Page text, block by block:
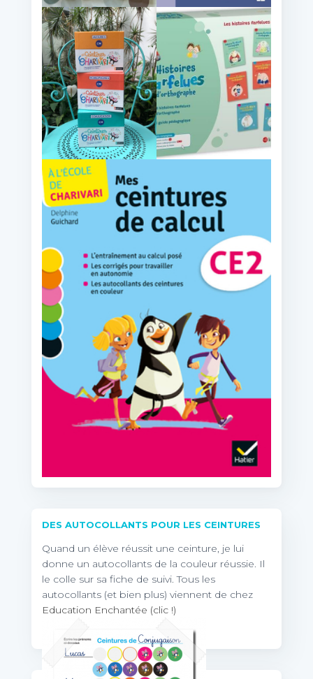
DES AUTOCOLLANTS POUR LES CEINTURES
Quand un élève réussit une ceinture, je lui
donne un autocollants de la couleur réussie. Il
le colle sur sa fiche de suivi. Tous les
autocollants (et bien plus) viennent de chez
Education Enchantée (clic !)